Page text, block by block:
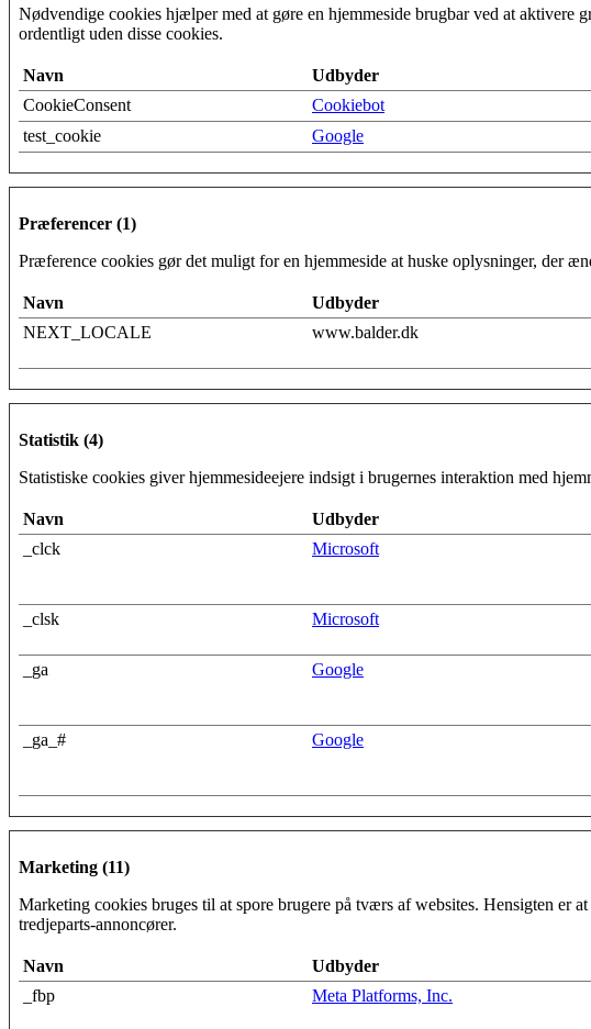
Nødvendige cookies hjælper med at gøre en hjemmeside brugbar ved at
ordentligt uden disse cookies.
Navn Udbyder
CookieConsent
Cookiebot
test_cookie
Google
Præferencer (1)
Præference cookies gør det muligt for en hjemmeside at huske oplysninger, der
Navn Udbyder
NEXT_LOCALE
www.balder.dk
Statistik (4)
Statistiske cookies giver hjemmesideejere indsigt i brugernes interaktion med
Navn Udbyder
_clck
Microsoft
_clsk Microsoft
_ga Google
_ga_# Google
Marketing (11)
Marketing cookies bruges til at spore brugere på tværs af websites. Hensigten er
tredjeparts-annoncører.
Navn Udbyder
_fbp
Meta Platforms, Inc.